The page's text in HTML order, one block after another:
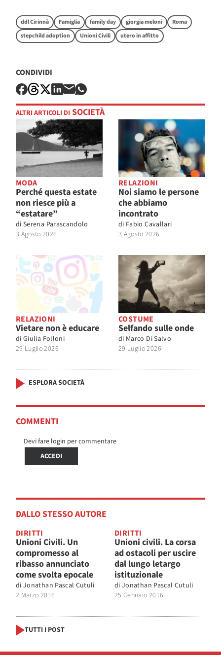
ddl Cirinnà Famiglia family day giorgia meloni
Roma
stepchild adoption
Unioni Civili utero in affitto
CONDIVIDI
ALTRI ARTICOLI DI SOCIETÀ
MODA
Perché questa estate
non riesce più a
“estatare”
di Serena Parascandolo
3 Agosto 2026
RELAZIONI
Noi siamo le persone
che abbiamo
incontrato
di Fabio Cavallari
3 Agosto 2026
RELAZIONI
Vietare non è educare
di Giulia Folloni
29 Luglio 2026
COSTUME
Selfando sulle onde
di Marco Di Salvo
29 Luglio 2026
ESPLORA SOCIETÀ
COMMENTI
Devi fare login per commentare
ACCEDI
DALLO STESSO AUTORE
DIRITTI
Unioni Civili. Un
compromesso al
ribasso annunciato
come svolta epocale
di Jonathan Pascal Cutuli
2 Marzo 2016
DIRITTI
Unioni civili. La corsa
ad ostacoli per uscire
dal lungo letargo
istituzionale
di Jonathan Pascal Cutuli
25 Gennaio 2016
TUTTI I POST